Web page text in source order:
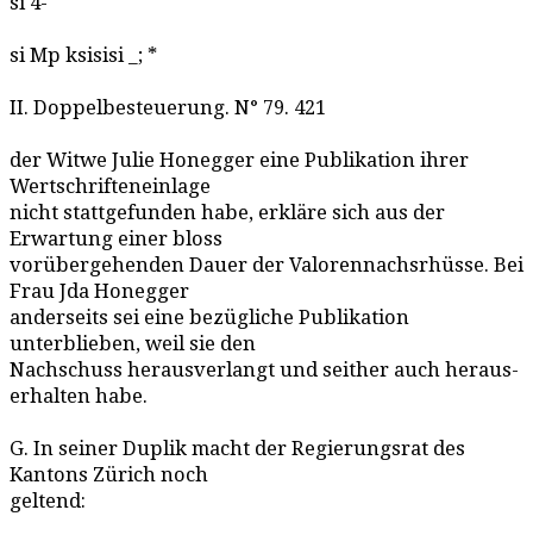
si Mp ksisisi _; *
II. Doppelbesteuerung. N° 79. 421
der Witwe Julie Honegger eine Publikation ihrer
Wertschrifteneinlage
nicht stattgefunden habe, erkläre sich aus der
Erwartung einer bloss
vorübergehenden Dauer der Valorennachsrhüsse. Bei
Frau Jda Honegger
anderseits sei eine bezügliche Publikation
unterblieben, weil sie den
Nachschuss herausverlangt und seither auch heraus-
erhalten habe.
G. In seiner Duplik macht der Regierungsrat des
Kantons Zürich noch
geltend: